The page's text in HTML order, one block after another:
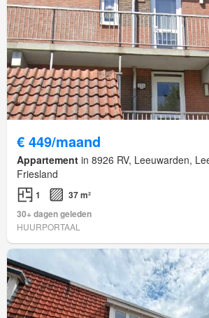
€ 449/maand
Appartement in 8926 RV, Leeuwarden,
Friesland
1
37 m²
30+ dagen geleden
HUURPORTAAL